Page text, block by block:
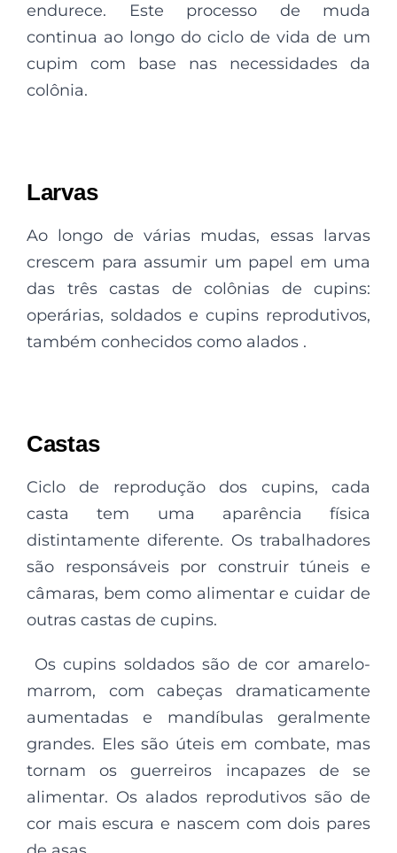
endurece. Este processo de muda
continua ao longo do ciclo de vida de um
cupim com base nas necessidades da
colônia.
Larvas
Ao longo de várias mudas, essas larvas
crescem para assumir um papel em uma
das três castas de colônias de cupins:
operárias, soldados e cupins reprodutivos,
também conhecidos como alados .
Castas
Ciclo de reprodução dos cupins, cada
casta tem uma aparência física
distintamente diferente. Os trabalhadores
são responsáveis ​​por construir túneis e
câmaras, bem como alimentar e cuidar de
outras castas de cupins.
Os cupins soldados são de cor amarelo-
marrom, com cabeças dramaticamente
aumentadas e mandíbulas geralmente
grandes. Eles são úteis em combate, mas
tornam os guerreiros incapazes de se
alimentar. Os alados reprodutivos são de
cor mais escura e nascem com dois pares